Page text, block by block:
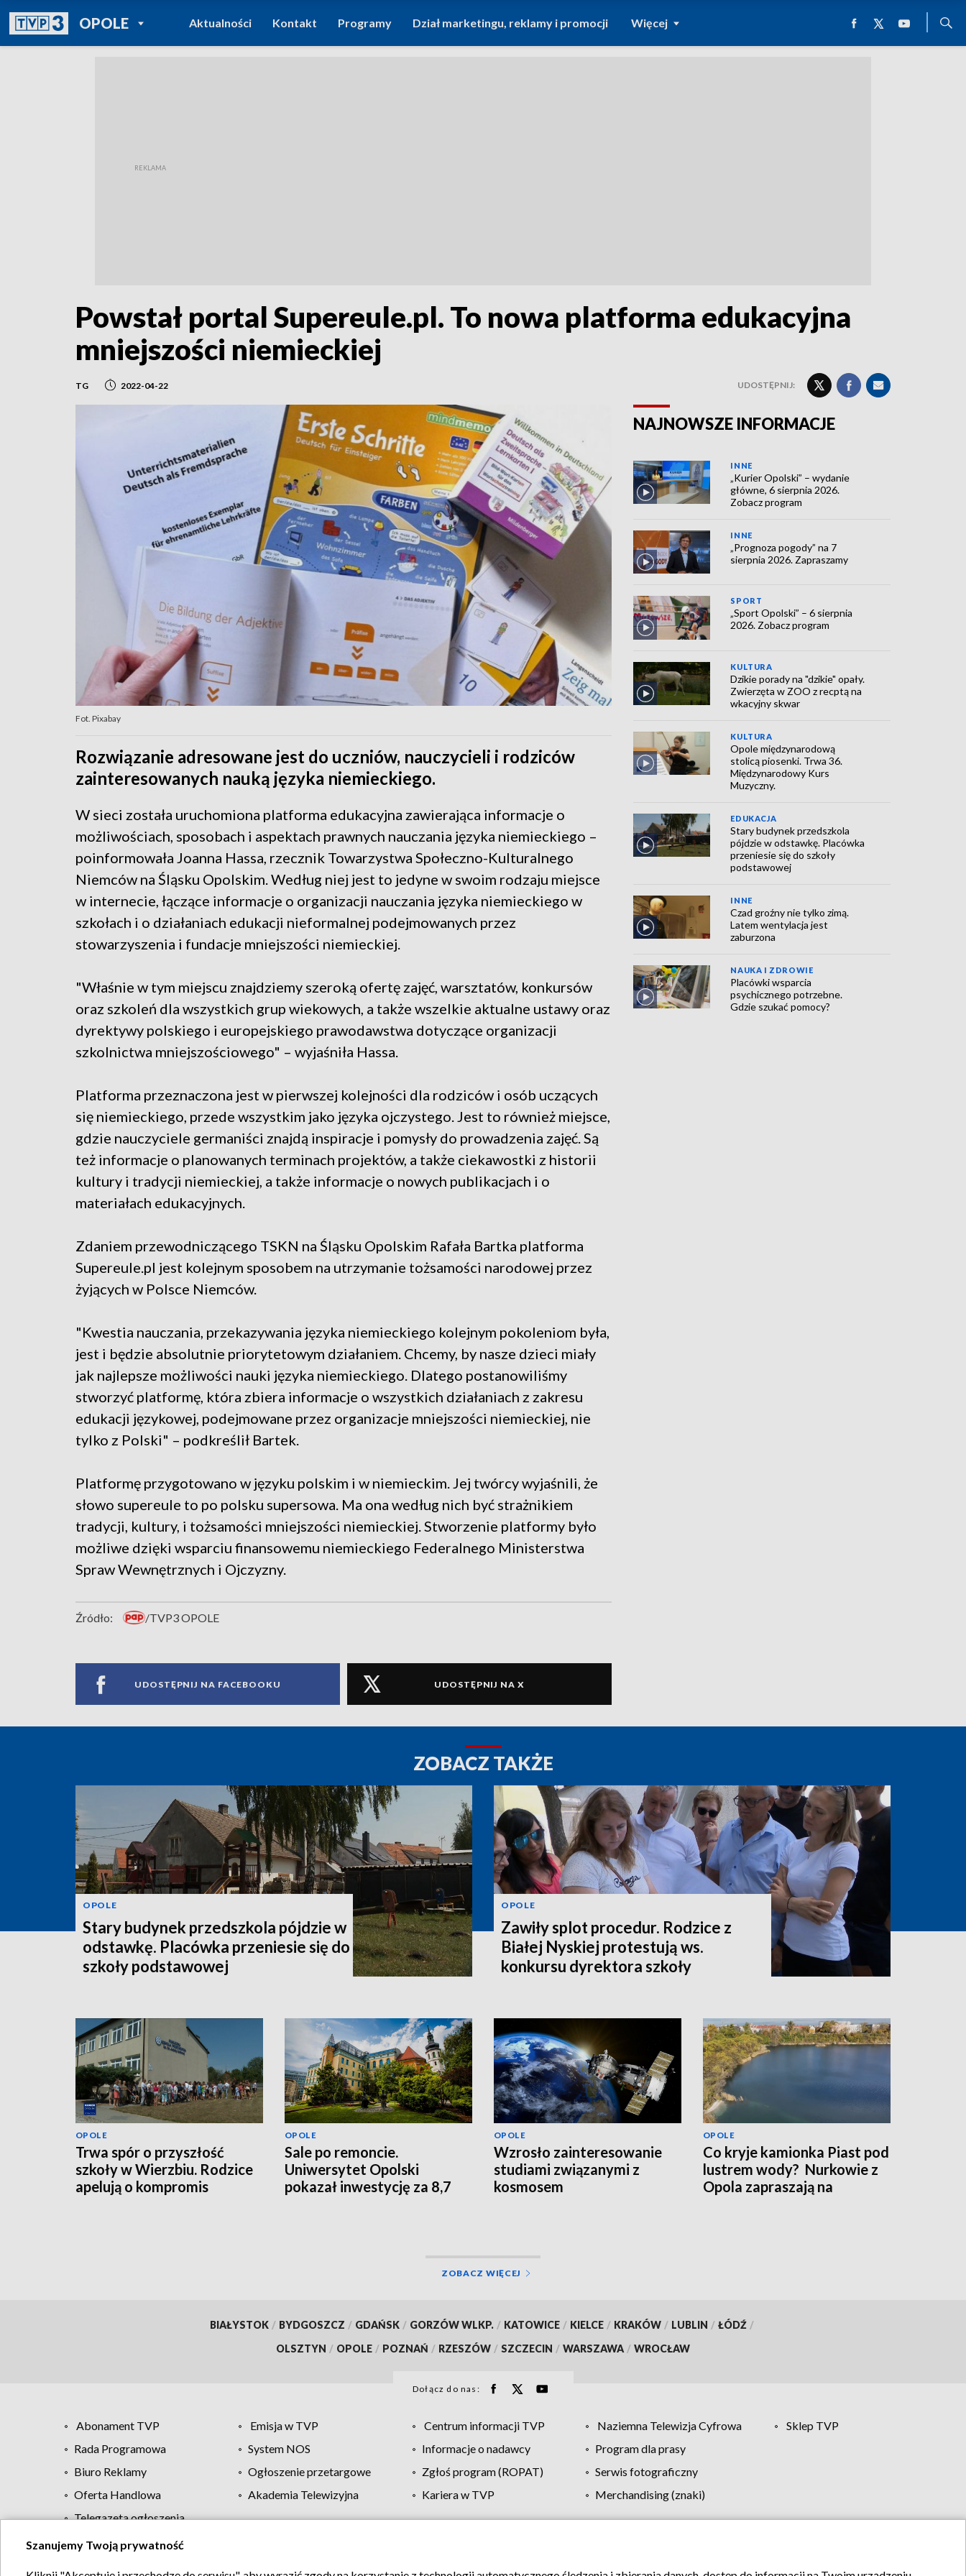
OPOLEPOWRÓT DO
TVP REGIONY
Aktualności Kontakt Programy Dział marketingu, reklamy i promocji Więcej
Powstał portal Supereule.pl. To nowa platforma edukacyjna
mniejszości niemieckiej
TG 2022-04-22 UDOSTĘPNIJ:
Fot. Pixabay
Rozwiązanie adresowane jest do uczniów, nauczycieli i rodziców
zainteresowanych nauką języka niemieckiego.
W sieci została uruchomiona platforma edukacyjna zawierająca informacje o
możliwościach, sposobach i aspektach prawnych nauczania języka niemieckiego –
poinformowała Joanna Hassa, rzecznik Towarzystwa Społeczno-Kulturalnego
Niemców na Śląsku Opolskim. Według niej jest to jedyne w swoim rodzaju miejsce
w internecie, łączące informacje o organizacji nauczania języka niemieckiego w
szkołach i o działaniach edukacji nieformalnej podejmowanych przez
stowarzyszenia i fundacje mniejszości niemieckiej.
"Właśnie w tym miejscu znajdziemy szeroką ofertę zajęć, warsztatów, konkursów
oraz szkoleń dla wszystkich grup wiekowych, a także wszelkie aktualne ustawy oraz
dyrektywy polskiego i europejskiego prawodawstwa dotyczące organizacji
szkolnictwa mniejszościowego" – wyjaśniła Hassa.
Platforma przeznaczona jest w pierwszej kolejności dla rodziców i osób uczących
się niemieckiego, przede wszystkim jako języka ojczystego. Jest to również miejsce,
gdzie nauczyciele germaniści znajdą inspiracje i pomysły do prowadzenia zajęć. Są
też informacje o planowanych terminach projektów, a także ciekawostki z historii
kultury i tradycji niemieckiej, a także informacje o nowych publikacjach i o
materiałach edukacyjnych.
Zdaniem przewodniczącego TSKN na Śląsku Opolskim Rafała Bartka platforma
Supereule.pl jest kolejnym sposobem na utrzymanie tożsamości narodowej przez
żyjących w Polsce Niemców.
"Kwestia nauczania, przekazywania języka niemieckiego kolejnym pokoleniom była,
jest i będzie absolutnie priorytetowym działaniem. Chcemy, by nasze dzieci miały
jak najlepsze możliwości nauki języka niemieckiego. Dlatego postanowiliśmy
stworzyć platformę, która zbiera informacje o wszystkich działaniach z zakresu
edukacji językowej, podejmowane przez organizacje mniejszości niemieckiej, nie
tylko z Polski" – podkreślił Bartek.
Platformę przygotowano w języku polskim i w niemieckim. Jej twórcy wyjaśnili, że
słowo supereule to po polsku supersowa. Ma ona według nich być strażnikiem
tradycji, kultury, i tożsamości mniejszości niemieckiej. Stworzenie platformy było
możliwe dzięki wsparciu finansowemu niemieckiego Federalnego Ministerstwa
Spraw Wewnętrznych i Ojczyzny.
Źródło: /TVP3 OPOLE
UDOSTĘPNIJ NA FACEBOOKU UDOSTĘPNIJ NA X
NAJNOWSZE INFORMACJE
INNE
„Kurier Opolski” – wydanie
główne, 6 sierpnia 2026.
Zobacz program
INNE
„Prognoza pogody” na 7
sierpnia 2026. Zapraszamy
SPORT
„Sport Opolski” – 6 sierpnia
2026. Zobacz program
KULTURA
Dzikie porady na "dzikie" opały.
Zwierzęta w ZOO z recptą na
wkacyjny skwar
KULTURA
Opole międzynarodową
stolicą piosenki. Trwa 36.
Międzynarodowy Kurs
Muzyczny.
EDUKACJA
Stary budynek przedszkola
pójdzie w odstawkę. Placówka
przeniesie się do szkoły
podstawowej
INNE
Czad groźny nie tylko zimą.
Latem wentylacja jest
zaburzona
NAUKA I ZDROWIE
Placówki wsparcia
psychicznego potrzebne.
Gdzie szukać pomocy?
ZOBACZ TAKŻE
OPOLE
Stary budynek przedszkola pójdzie w
odstawkę. Placówka przeniesie się do
szkoły podstawowej
OPOLE
Zawiły splot procedur. Rodzice z
Białej Nyskiej protestują ws.
konkursu dyrektora szkoły
OPOLE
Trwa spór o przyszłość
szkoły w Wierzbiu. Rodzice
apelują o kompromis
OPOLE
Sale po remoncie.
Uniwersytet Opolski
pokazał inwestycję za 8,7
OPOLE
Wzrosło zainteresowanie
studiami związanymi z
kosmosem
OPOLE
Co kryje kamionka Piast pod
lustrem wody? Nurkowie z
Opola zapraszają na
ZOBACZ WIĘCEJ
BIAŁYSTOK / BYDGOSZCZ / GDAŃSK / GORZÓW WLKP. / KATOWICE / KIELCE / KRAKÓW / LUBLIN / ŁÓDŹ /
OLSZTYN / OPOLE / POZNAŃ / RZESZÓW / SZCZECIN / WARSZAWA / WROCŁAW
Dołącz do nas:
Abonament TVP Emisja w TVP Centrum informacji TVP Naziemna Telewizja Cyfrowa
Sklep TVP
Rada Programowa
System NOS Informacje o nadawcy
Program dla prasy
Biuro Reklamy
Ogłoszenie przetargowe Zgłoś program (ROPAT)
Serwis fotograficzny
Oferta Handlowa
Akademia Telewizyjna Kariera w TVP
Merchandising (znaki)
Telegazeta ogłoszenia
Regulamin TVP Polityka prywatności Moje zgody Pomoc Biuro reklamy Kontakt
Szanujemy Twoją prywatność